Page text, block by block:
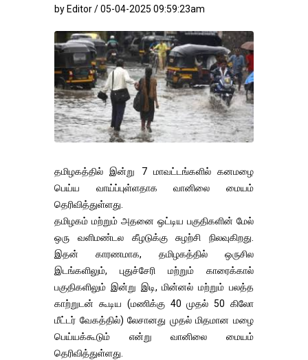
by Editor / 05-04-2025 09:59:23am
தமிழகத்தில் இன்று 7 மாவட்டங்களில் கனமழை
பெய்ய வாய்ப்புள்ளதாக வானிலை மையம்
தெரிவித்துள்ளது.
தமிழகம் மற்றும் அதனை ஒட்டிய பகுதிகளின் மேல்
ஒரு வளிமண்டல கீழடுக்கு சுழற்சி நிலவுகிறது.
இதன் காரணமாக, தமிழகத்தில் ஒருசில
இடங்களிலும், புதுச்சேரி மற்றும் காரைக்கால்
பகுதிகளிலும் இன்று இடி, மின்னல் மற்றும் பலத்த
காற்றுடன் கூடிய (மணிக்கு 40 முதல் 50 கிலோ
மீட்டர் வேகத்தில்) லேசானது முதல் மிதமான மழை
பெய்யக்கூடும் என்று வானிலை மையம்
தெரிவித்துள்ளது.